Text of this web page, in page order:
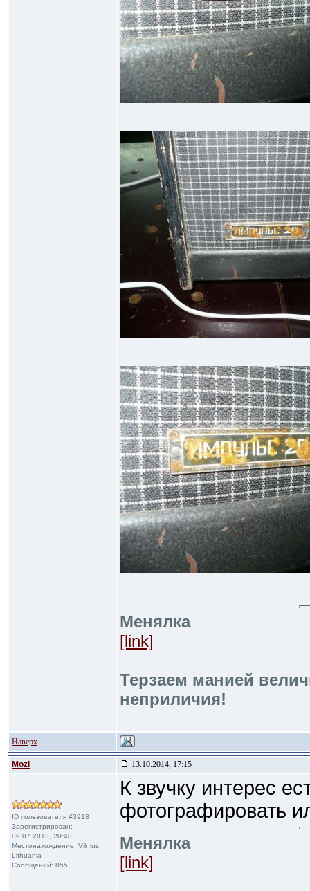
Менялка
[link]
Терзаем манией
неприличия!
Наверх
Mozi 13.10.2014, 17:15
ID пользователя #3918
Зарегистрирован:
09.07.2013, 20:48
Местонахождение: Vilnius,
Lithuania
Сообщений: 855
К звучку интерес
фотографировать
Менялка
[link]